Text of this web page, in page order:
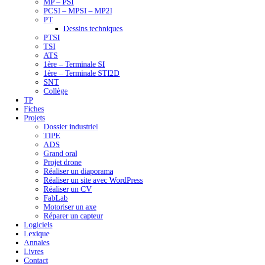
MP – PSI
PCSI – MPSI – MP2I
PT
Dessins techniques
PTSI
TSI
ATS
1ère – Terminale SI
1ère – Terminale STI2D
SNT
Collège
TP
Fiches
Projets
Dossier industriel
TIPE
ADS
Grand oral
Projet drone
Réaliser un diaporama
Réaliser un site avec WordPress
Réaliser un CV
FabLab
Motoriser un axe
Réparer un capteur
Logiciels
Lexique
Annales
Livres
Contact